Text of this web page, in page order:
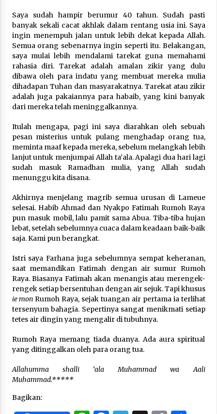
Saya sudah hampir berumur 40 tahun. Sudah pasti
banyak sekali cacat akhlak dalam rentang usia ini. Saya
ingin menempuh jalan untuk lebih dekat kepada Allah.
Semua orang sebenarnya ingin seperti itu. Belakangan,
saya mulai lebih mendalami tarekat guna memahami
rahasia diri. Tarekat adalah amalan zikir yang dulu
dibawa oleh para indatu yang membuat mereka mulia
dihadapan Tuhan dan masyarakatnya. Tarekat atau zikir
adalah juga pakaiannya para habaib, yang kini banyak
dari mereka telah meninggalkannya.
Itulah mengapa, pagi ini saya diarahkan oleh sebuah
pesan misterius untuk pulang menghadap orang tua,
meminta maaf kepada mereka, sebelum melangkah lebih
lanjut untuk menjumpai Allah ta’ala. Apalagi dua hari lagi
sudah masuk Ramadhan mulia, yang Allah sudah
menunggu kita disana.
Akhirnya menjelang magrib semua urusan di Lameue
selesai. Habib Ahmad dan Nyakpo Fatimah Rumoh Raya
pun masuk mobil, lalu pamit sama Abua. Tiba-tiba hujan
lebat, setelah sebelumnya cuaca dalam keadaan baik-baik
saja. Kami pun berangkat.
Istri saya Farhana juga sebelumnya sempat keheranan,
saat memandikan Fatimah dengan air sumur Rumoh
Raya. Biasanya Fatimah akan menangis atau merengek-
rengek setiap bersentuhan dengan air sejuk. Tapi khusus
ie mon Rumoh Raya, sejak tuangan air pertama ia terlihat
tersenyum bahagia. Sepertinya sangat menikmati setiap
tetes air dingin yang mengalir di tubuhnya.
Rumoh Raya memang tiada duanya. Ada aura spiritual
yang ditinggalkan oleh para orang tua.
Allahumma shalli ‘ala Muhammad wa Aali
Muhammad.*****
Bagikan: